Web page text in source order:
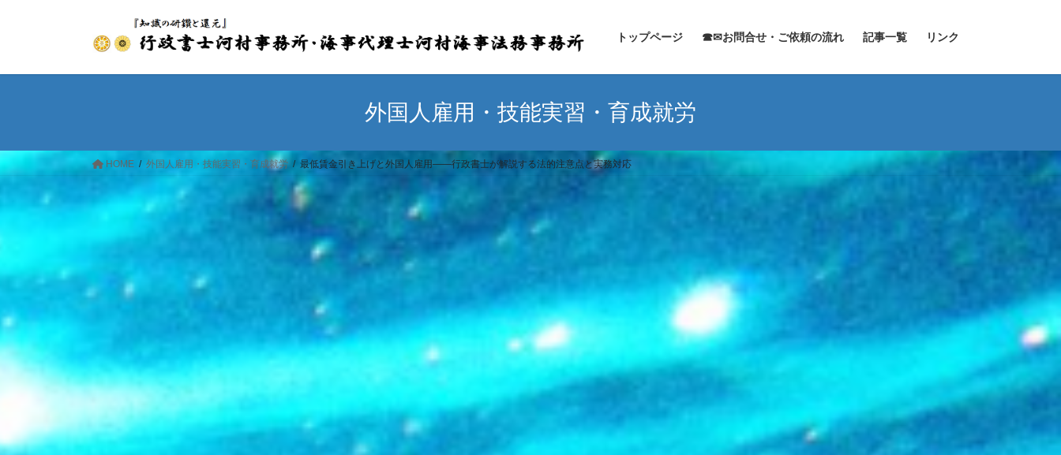
ッ
プ
移
動
トップページ ☎✉お問合せ・ご依頼の流れ 記事一覧 リンク
外国人雇用・技能実習・育成就労
HOME 外国人雇用・技能実習・育成就労 最低賃金引き上げと外国人雇用――行政書士が解説する法的注意点と実務対応